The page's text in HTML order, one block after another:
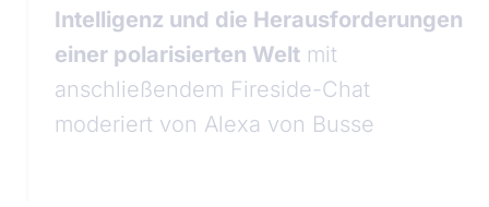
Intelligenz und die Herausforderungen
einer polarisierten Welt mit
anschließendem Fireside-Chat
moderiert von Alexa von Busse